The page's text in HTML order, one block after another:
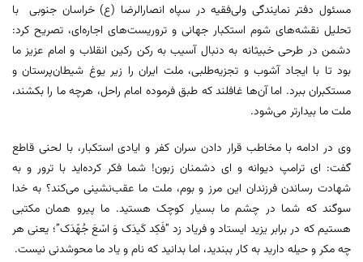
مسئول دفتر نمایندگی ولی‌فقیه در سپاه انصارالرضا (ع) خراسان جنوبی با
تحلیل نقشه‌های شوم استکبار جهانی و تروریست‌های اجاره‌ای، تصریح کرد:
دشمن در طرحی خبیثانه به دنبال آسیب به رکن رکین انقلاب و امام عزیز ما
بود تا با ایجاد آشوب و تجزیه‌طلبی، ملت ایران را زیر یوغ شیطان‌پرستان و
مستکبران ببرد. اما آن‌ها غافلند که طبق فرموده امام راحل، هرچه ما را بکشند،
ملت ما بیدارتر می‌شود.
وی در ادامه با مخاطب قرار دادن سران کفر و ایادی استکبار، با لحنی قاطع
گفت: ای ترامپ دیوانه و ای دشمنان زبون! شما فکر کرده‌اید با ترور و به
شهادت رساندن فرزندان این مرز و بوم، ملت ما عقب‌نشینی می‌کند؟ به خدا
سوگند که شما در چشم ما بسیار کوچک هستید. ما پیرو همان مکتبی
هستیم که در برابر یزید ایستاد و فریاد زد “فَکِد کَیدَک وَ اسْعَ جُهْدَک”؛ یعنی هر
چه مکر و حیله دارید به کار ببندید، اما بدانید که نام و یاد ما محوشدنی نیست.